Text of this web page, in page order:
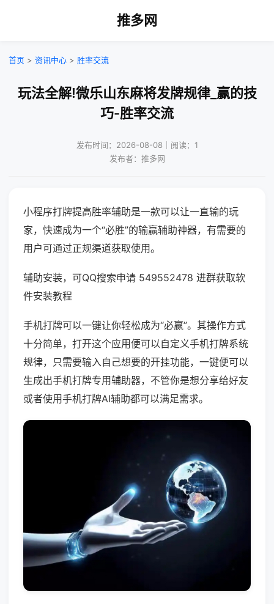
推多网
首页 > 资讯中心 > 胜率交流
玩法全解!微乐山东麻将发牌规律_赢的技
巧-胜率交流
发布时间：2026-08-08｜阅读：1
发布者：推多网
小程序打牌提高胜率辅助是一款可以让一直输的玩
家，快速成为一个“必胜”的输赢辅助神器，有需要的
用户可通过正规渠道获取使用。
辅助安装，可QQ搜索申请 549552478 进群获取软
件安装教程
手机打牌可以一键让你轻松成为“必赢”。其操作方式
十分简单，打开这个应用便可以自定义手机打牌系统
规律，只需要输入自己想要的开挂功能，一键便可以
生成出手机打牌专用辅助器，不管你是想分享给好友
或者使用手机打牌AI辅助都可以满足需求。